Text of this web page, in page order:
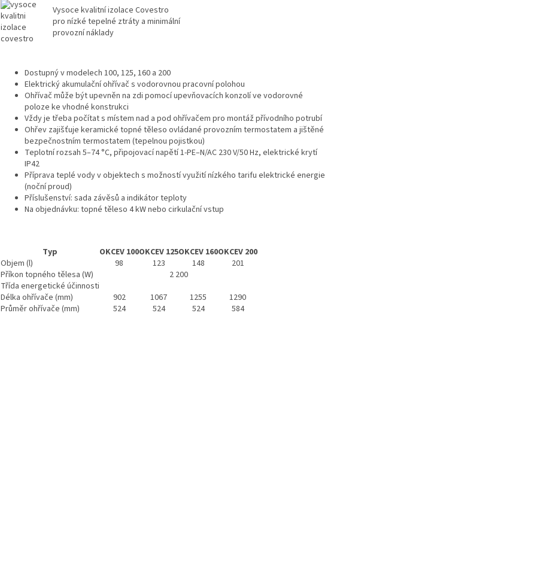
Vysoce kvalitní izolace Covestro
pro nízké tepelné ztráty a minimální
provozní náklady
Dostupný v modelech 100, 125, 160 a 200
Elektrický akumulační ohřívač s vodorovnou pracovní polohou
Ohřívač může být upevněn na zdi pomocí upevňovacích konzolí ve vodorovné
poloze ke vhodné konstrukci
Vždy je třeba počítat s místem nad a pod ohřívačem pro montáž přívodního potrubí
Ohřev zajišťuje keramické topné těleso ovládané provozním termostatem a jištěné
bezpečnostním termostatem (tepelnou pojistkou)
Teplotní rozsah 5–74 °C, připojovací napětí 1-PE–N/AC 230 V/50 Hz, elektrické krytí
IP42
Příprava teplé vody v objektech s možností využití nízkého tarifu elektrické energie
(noční proud)
Příslušenství: sada závěsů a indikátor teploty
Na objednávku: topné těleso 4 kW nebo cirkulační vstup
Typ OKCEV 100OKCEV 125OKCEV 160OKCEV 200
Objem (l)
98 123 148
201
Příkon topného tělesa (W)
2 200
Třída energetické účinnosti
Délka ohřívače (mm)
902 1067 1255
1290
Průměr ohřívače (mm)
524 524 524 584